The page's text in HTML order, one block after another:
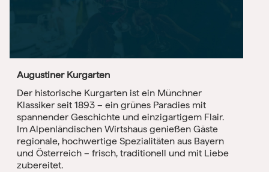
Augustiner Kurgarten
Der historische Kurgarten ist ein Münchner
Klassiker seit 1893 – ein grünes Paradies mit
spannender Geschichte und einzigartigem Flair.
Im Alpenländischen Wirtshaus genießen Gäste
regionale, hochwertige Spezialitäten aus Bayern
und Österreich – frisch, traditionell und mit Liebe
zubereitet.